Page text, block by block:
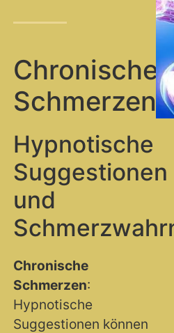
Chronische
Schmerzen
Hypnotische
Suggestionen
und
Chronische
Schmerzen:
Hypnotische
Suggestionen können